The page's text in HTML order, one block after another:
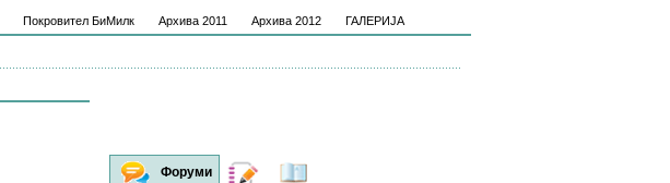
Покровител БиМилк Архива 2011 Архива 2012 ГАЛЕРИЈА
Форуми Дневници